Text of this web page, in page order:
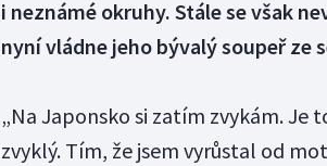
i neznámé okruhy. Stále se však
nyní vládne jeho bývalý soupeř ze
„Na Japonsko si zatím zvykám. Je
zvyklý. Tím, že jsem vyrůstal od